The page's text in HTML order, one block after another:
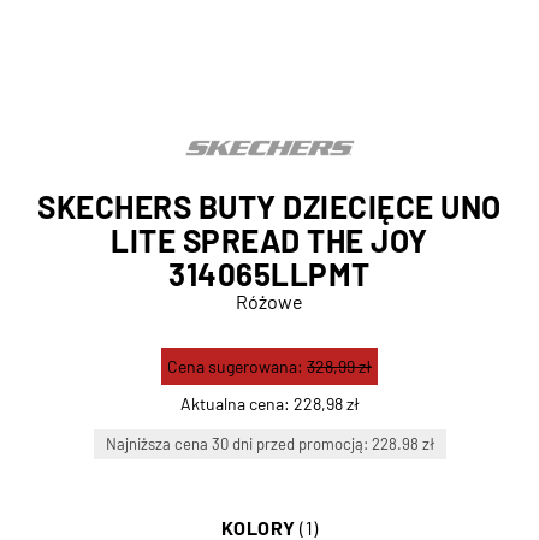
SKECHERS BUTY DZIECIĘCE UNO
LITE SPREAD THE JOY
314065LLPMT
Różowe
Aktualna cena: 228,98 zł
Cena sugerowana: 328,99 zł
Najniższa cena 30 dni przed promocją: 228.98 zł
KOLORY (1)